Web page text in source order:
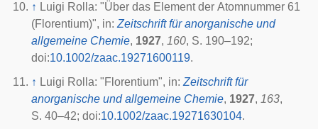
↑ Luigi Rolla: "Über das Element der Atomnummer 61
(Florentium)", in: Zeitschrift für anorganische und
allgemeine Chemie, 1927, 160, S. 190–192;
doi:10.1002/zaac.19271600119.
↑ Luigi Rolla: "Florentium", in: Zeitschrift für
anorganische und allgemeine Chemie, 1927, 163,
S. 40–42; doi:10.1002/zaac.19271630104.